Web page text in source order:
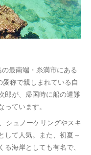
最南端・糸満市にある
愛称で親しまれている自
郎が、帰国時に船の遭難
っています。
シュノーケリングやスキ
して人気。また、初夏～
海岸としても有名で、